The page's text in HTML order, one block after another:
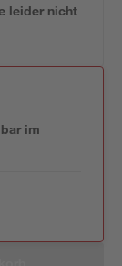
leider nicht
im